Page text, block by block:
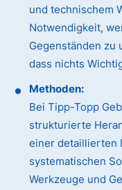
und technischem
Notwendigkeit,
Gegenständen zu
dass nichts
Methoden:
Bei Tipp-Topp
strukturierte
einer detaillierten
systematischen
Werkzeuge und